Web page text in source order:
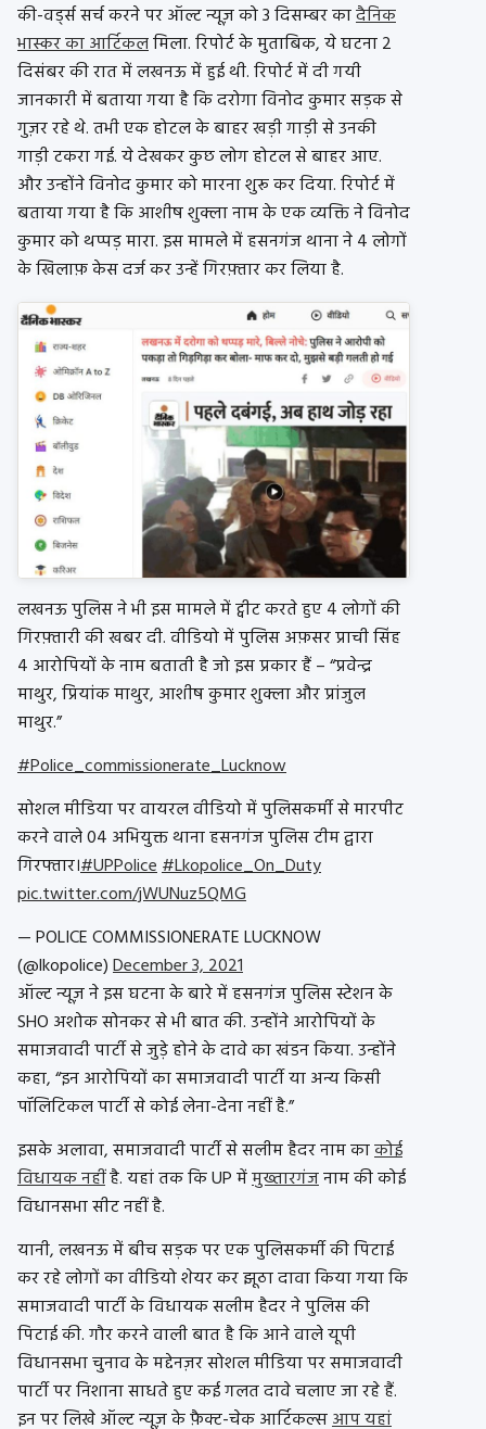
की-वर्ड्स सर्च करने पर ऑल्ट न्यूज़ को 3 दिसम्बर कादैनिक
भास्कर का आर्टिकलमिला. रिपोर्ट के मुताबिक, ये घटना 2
दिसंबर की रात में लखनऊ में हुई थी. रिपोर्ट में दी गयी
जानकारी में बताया गया है कि दरोगा विनोद कुमार सड़क से
गुज़र रहे थे. तभी एक होटल के बाहर खड़ी गाड़ी से उनकी
गाड़ी टकरा गई. ये देखकर कुछ लोग होटल से बाहर आए.
और उन्होंने विनोद कुमार को मारना शुरू कर दिया. रिपोर्ट में
बताया गया है कि आशीष शुक्ला नाम के एक व्यक्ति ने विनोद
कुमार को थप्पड़ मारा. इस मामले में हसनगंज थाना ने 4 लोगों
के खिलाफ़ केस दर्ज कर उन्हें गिरफ़्तार कर लिया है.
लखनऊ पुलिस ने भी इस मामले में ट्वीट करते हुए 4 लोगों की
गिरफ़्तारी की खबर दी. वीडियो में पुलिस अफ़सर प्राची सिंह
4 आरोपियों के नाम बताती है जो इस प्रकार हैं – “प्रवेन्द्र
माथुर, प्रियांक माथुर, आशीष कुमार शुक्ला और प्रांजुल
माथुर.”
#Police_commissionerate_Lucknow
सोशल मीडिया पर वायरल वीडियो में पुलिसकर्मी से मारपीट
करने वाले 04 अभियुक्त थाना हसनगंज पुलिस टीम द्वारा
गिरफ्तार।#UPPolice#Lkopolice_On_Duty
pic.twitter.com/jWUNuz5QMG
— POLICE COMMISSIONERATE LUCKNOW
(@lkopolice)December 3, 2021
ऑल्ट न्यूज़ ने इस घटना के बारे में हसनगंज पुलिस स्टेशन के
SHO अशोक सोनकर से भी बात की. उन्होंने आरोपियों के
समाजवादी पार्टी से जुड़े होने के दावे का खंडन किया. उन्होंने
कहा, “इन आरोपियों का समाजवादी पार्टी या अन्य किसी
पॉलिटिकल पार्टी से कोई लेना-देना नहीं है.”
इसके अलावा, समाजवादी पार्टी से सलीम हैदर नाम काकोई
विधायक नहींहै. यहां तक कि UP मेंमुख्तारगंजनाम की कोई
विधानसभा सीट नहीं है.
यानी, लखनऊ में बीच सड़क पर एक पुलिसकर्मी की पिटाई
कर रहे लोगों का वीडियो शेयर कर झूठा दावा किया गया कि
समाजवादी पार्टी के विधायक सलीम हैदर ने पुलिस की
पिटाई की. गौर करने वाली बात है कि आने वाले यूपी
विधानसभा चुनाव के मद्देनज़र सोशल मीडिया पर समाजवादी
पार्टी पर निशाना साधते हुए कई गलत दावे चलाए जा रहे हैं.
इन पर लिखे ऑल्ट न्यूज़ के फ़ैक्ट-चेक आर्टिकल्सआप यहां